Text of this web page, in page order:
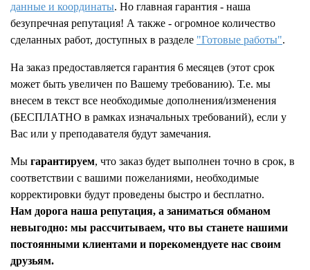
данные и координаты. Но главная гарантия - наша
безупречная репутация! А также - огромное количество
сделанных работ, доступных в разделе "Готовые работы".
На заказ предоставляется гарантия 6 месяцев (этот срок
может быть увеличен по Вашему требованию). Т.е. мы
внесем в текст все необходимые дополнения/изменения
(БЕСПЛАТНО в рамках изначальных требований), если у
Вас или у преподавателя будут замечания.
Мы гарантируем, что заказ будет выполнен точно в срок, в
соответствии с вашими пожеланиями, необходимые
корректировки будут проведены быстро и бесплатно.
Нам дорога наша репутация, а заниматься обманом
невыгодно: мы рассчитываем, что вы станете нашими
постоянными клиентами и порекомендуете нас своим
друзьям.